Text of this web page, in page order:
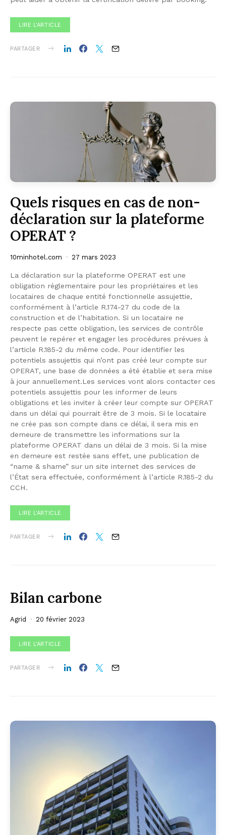
LIRE L'ARTICLE
PARTAGER
Quels risques en cas de non-
déclaration sur la plateforme
OPERAT ?​
10minhotel.com 27 mars 2023
La déclaration sur la plateforme OPERAT est une
obligation réglementaire pour les propriétaires et les
locataires de chaque entité fonctionnelle assujettie,
conformément à l’article R.174-27 du code de la
construction et de l’habitation. Si un locataire ne
respecte pas cette obligation, les services de contrôle
peuvent le repérer et engager les procédures prévues à
l’article R.185-2 du même code. Pour identifier les
potentiels assujettis qui n’ont pas créé leur compte sur
OPERAT, une base de données a été établie et sera mise
à jour annuellement.Les services vont alors contacter ces
potentiels assujettis pour les informer de leurs
obligations et les inviter à créer leur compte sur OPERAT
dans un délai qui pourrait être de 3 mois. Si le locataire
ne crée pas son compte dans ce délai, il sera mis en
demeure de transmettre les informations sur la
plateforme OPERAT dans un délai de 3 mois. Si la mise
en demeure est restée sans effet, une publication de
“name & shame” sur un site internet des services de
l’État sera effectuée, conformément à l’article R.185-2 du
CCH.
LIRE L'ARTICLE
PARTAGER
Bilan carbone
Agrid 20 février 2023
LIRE L'ARTICLE
PARTAGER